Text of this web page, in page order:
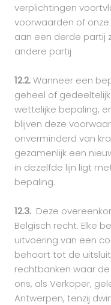
verplichtingen
voorwaarden of
aan een derde partij
andere partij
12.2.Wanneer een
geheel of
wettelijke bepaling,
blijven deze
onverminderd van
gezamenlijk een
in dezelfde lijn ligt
bepaling.
12.3. Deze
Belgisch recht. Elke
uitvoering van een
behoort tot de
rechtbanken waar
ons, als Verkoper,
Antwerpen, tenzij